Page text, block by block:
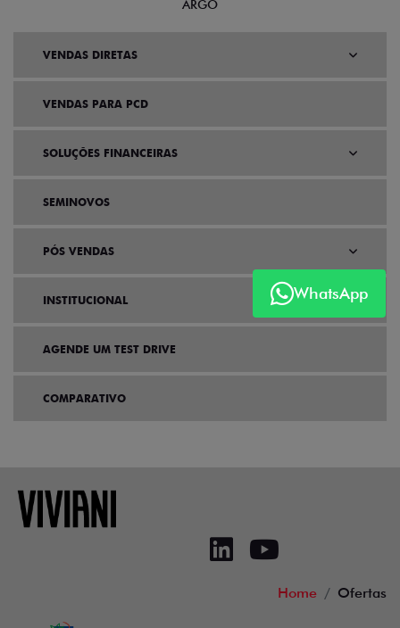
WhatsApp
ARGO
VENDAS DIRETAS
VENDAS PARA PCD
SOLUÇÕES FINANCEIRAS
SEMINOVOS
PÓS VENDAS
INSTITUCIONAL
AGENDE UM TEST DRIVE
COMPARATIVO
Home Ofertas